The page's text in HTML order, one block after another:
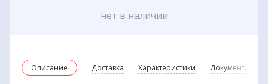
Описание Доставка Характеристики Документация
нет в наличии